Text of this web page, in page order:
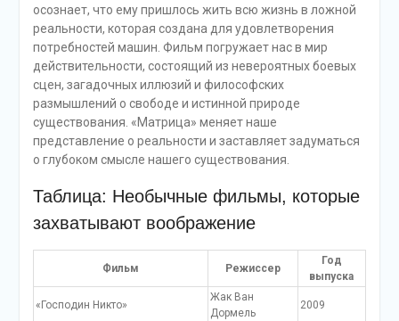
осознает, что ему пришлось жить всю жизнь в ложной
реальности, которая создана для удовлетворения
потребностей машин. Фильм погружает нас в мир
действительности, состоящий из невероятных боевых
сцен, загадочных иллюзий и философских
размышлений о свободе и истинной природе
существования. «Матрица» меняет наше
представление о реальности и заставляет задуматься
о глубоком смысле нашего существования.
Таблица: Необычные фильмы, которые
захватывают воображение
Фильм Режиссер
Год
выпуска
«Господин Никто»
Жак Ван
Дормель
2009